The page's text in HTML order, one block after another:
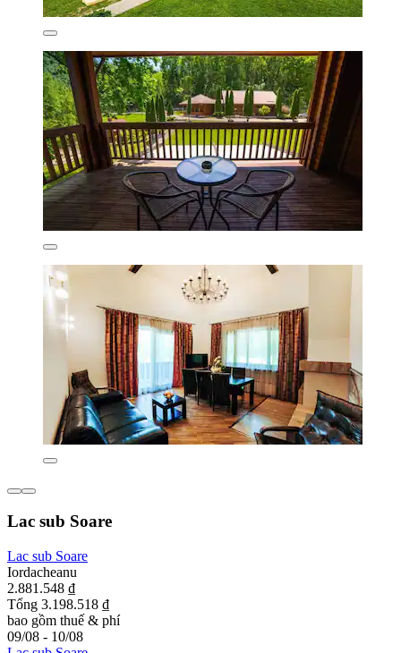
Lac sub Soare
Lac sub Soare
Iordacheanu
2.881.548 ₫
Tổng 3.198.518 ₫
bao gồm thuế & phí
09/08 - 10/08